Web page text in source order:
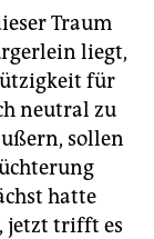
Traum
liegt,
für
neutral zu
sollen
hatte
jetzt trifft es